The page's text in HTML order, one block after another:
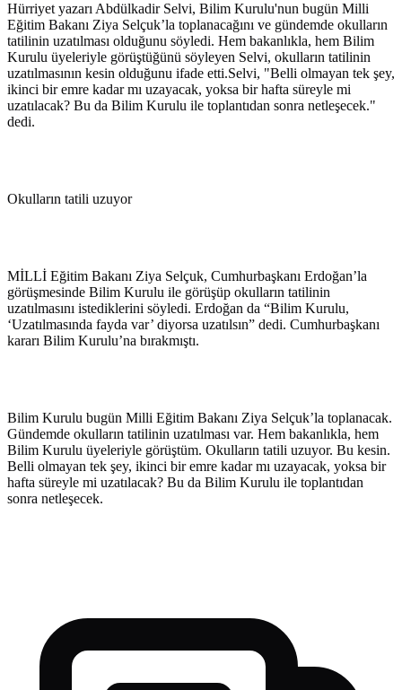
Hürriyet yazarı Abdülkadir Selvi, Bilim Kurulu'nun bugün Milli
Eğitim Bakanı Ziya Selçuk’la toplanacağını ve gündemde okulların
tatilinin uzatılması olduğunu söyledi. Hem bakanlıkla, hem Bilim
Kurulu üyeleriyle görüştüğünü söyleyen Selvi, okulların tatilinin
uzatılmasının kesin olduğunu ifade etti.Selvi, "Belli olmayan tek şey,
ikinci bir emre kadar mı uzayacak, yoksa bir hafta süreyle mi
uzatılacak? Bu da Bilim Kurulu ile toplantıdan sonra netleşecek."
dedi.
Okulların tatili uzuyor
MİLLİ Eğitim Bakanı Ziya Selçuk, Cumhurbaşkanı Erdoğan’la
görüşmesinde Bilim Kurulu ile görüşüp okulların tatilinin
uzatılmasını istediklerini söyledi. Erdoğan da “Bilim Kurulu,
‘Uzatılmasında fayda var’ diyorsa uzatılsın” dedi. Cumhurbaşkanı
kararı Bilim Kurulu’na bırakmıştı.
Bilim Kurulu bugün Milli Eğitim Bakanı Ziya Selçuk’la toplanacak.
Gündemde okulların tatilinin uzatılması var. Hem bakanlıkla, hem
Bilim Kurulu üyeleriyle görüştüm. Okulların tatili uzuyor. Bu kesin.
Belli olmayan tek şey, ikinci bir emre kadar mı uzayacak, yoksa bir
hafta süreyle mi uzatılacak? Bu da Bilim Kurulu ile toplantıdan
sonra netleşecek.